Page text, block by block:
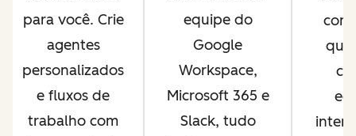
para você. Crie
agentes
personalizados
e fluxos de
trabalho com
equipe do
Google
Workspace,
Microsoft 365 e
Slack, tudo
que